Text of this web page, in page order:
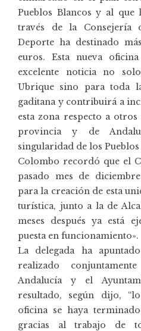
Pueblos Blancos y al que
través de la Consejería
Deporte ha destinado
euros. Esta nueva
excelente noticia no
Ubrique sino para toda
gaditana y contribuirá a
esta zona respecto a
provincia y de
singularidad de los Pueblos
Colombo recordó que el
pasado mes de
para la creación de esta
turística, junto a la de
meses después ya está
puesta en funcionamiento».
La delegada ha
realizado
Andalucía y el
resultado, según dijo,
oficina se haya
gracias al trabajo de